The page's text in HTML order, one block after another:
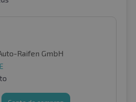
Raifen GmbH